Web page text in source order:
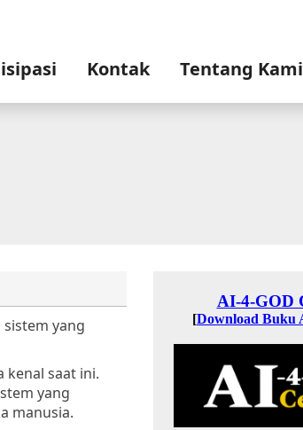
Kontak Tentang Kami
yang
kenal saat ini.
yang
manusia.